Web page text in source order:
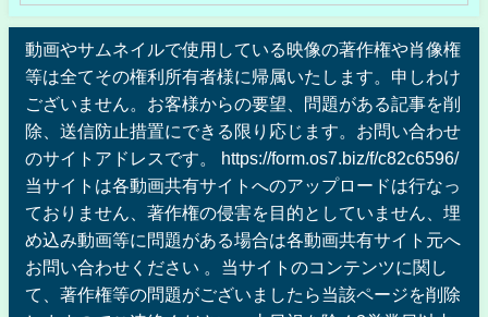
動画やサムネイルで使用している映像の著作権や肖像権
等は全てその権利所有者様に帰属いたします。申しわけ
ございません。お客様からの要望、問題がある記事を削
除、送信防止措置にできる限り応じます。お問い合わせ
のサイトアドレスです。 https://form.os7.biz/f/c82c6596/
当サイトは各動画共有サイトへのアップロードは行なっ
ておりません、著作権の侵害を目的としていません、埋
め込み動画等に問題がある場合は各動画共有サイト元へ
お問い合わせください 。当サイトのコンテンツに関し
て、著作権等の問題がございましたら当該ページを削除